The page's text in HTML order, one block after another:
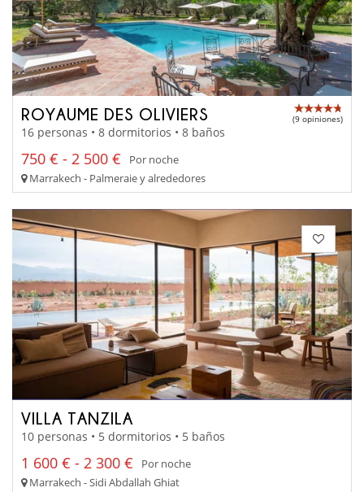
ROYAUME DES OLIVIERS (9 opiniones)
16 personas • 8 dormitorios • 8 baños
750 € - 2 500 €
Por noche
Marrakech - Palmeraie y alrededores
VILLA TANZILA
10 personas • 5 dormitorios • 5 baños
1 600 € - 2 300 €
Por noche
Marrakech - Sidi Abdallah Ghiat